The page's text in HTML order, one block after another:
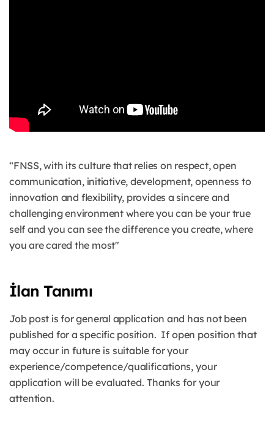
“FNSS, with its culture that relies on respect, open
communication, initiative, development, openness to
innovation and flexibility, provides a sincere and
challenging environment where you can be your true
self and you can see the difference you create, where
you are cared the most"
İlan Tanımı
Job post is for general application and has not been
published for a specific position. If open position that
may occur in future is suitable for your
experience/competence/qualifications, your
application will be evaluated. Thanks for your
attention.